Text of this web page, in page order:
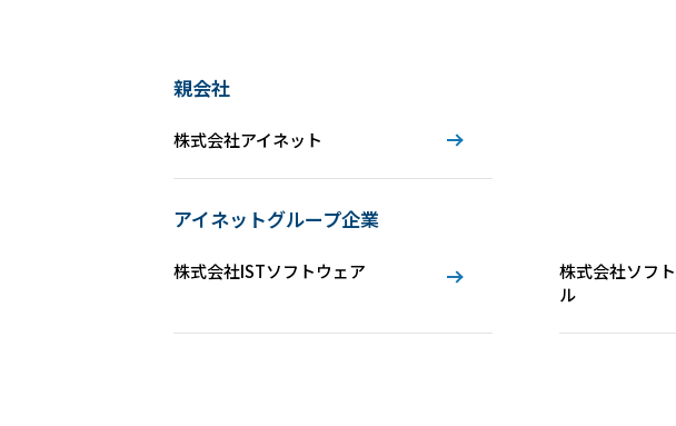
親会社
株式会社アイネット
アイネットグループ企業
株式会社ISTソフトウェア
株式会社ソフ
ル